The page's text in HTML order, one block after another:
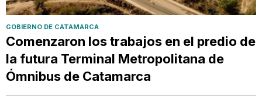
GOBIERNO DE CATAMARCA
Comenzaron los trabajos en el predio de
la futura Terminal Metropolitana de
Ómnibus de Catamarca